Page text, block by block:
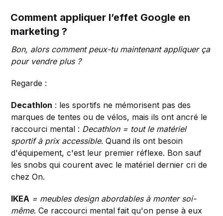
Comment appliquer l’effet Google en
marketing ?
Bon, alors comment peux-tu maintenant appliquer ça
pour vendre plus ?
Regarde :
Decathlon : les sportifs ne mémorisent pas des
marques de tentes ou de vélos, mais ils ont ancré le
raccourci mental : Decathlon = tout le matériel
sportif à prix accessible. Quand ils ont besoin
d'équipement, c'est leur premier réflexe. Bon sauf
les snobs qui courent avec le matériel dernier cri de
chez On.
IKEA = meubles design abordables à monter soi-
même. Ce raccourci mental fait qu'on pense à eux